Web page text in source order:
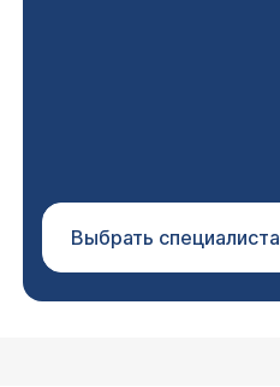
Выбрать специалиста